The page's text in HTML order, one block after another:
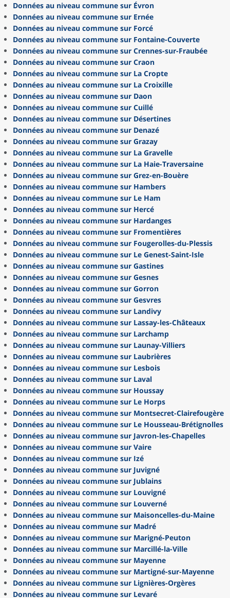
Données au niveau commune sur Évron
Données au niveau commune sur Ernée
Données au niveau commune sur Forcé
Données au niveau commune sur Fontaine-Couverte
Données au niveau commune sur Crennes-sur-Fraubée
Données au niveau commune sur Craon
Données au niveau commune sur La Cropte
Données au niveau commune sur La Croixille
Données au niveau commune sur Daon
Données au niveau commune sur Cuillé
Données au niveau commune sur Désertines
Données au niveau commune sur Denazé
Données au niveau commune sur Grazay
Données au niveau commune sur La Gravelle
Données au niveau commune sur La Haie-Traversaine
Données au niveau commune sur Grez-en-Bouère
Données au niveau commune sur Hambers
Données au niveau commune sur Le Ham
Données au niveau commune sur Hercé
Données au niveau commune sur Hardanges
Données au niveau commune sur Fromentières
Données au niveau commune sur Fougerolles-du-Plessis
Données au niveau commune sur Le Genest-Saint-Isle
Données au niveau commune sur Gastines
Données au niveau commune sur Gesnes
Données au niveau commune sur Gorron
Données au niveau commune sur Gesvres
Données au niveau commune sur Landivy
Données au niveau commune sur Lassay-les-Châteaux
Données au niveau commune sur Larchamp
Données au niveau commune sur Launay-Villiers
Données au niveau commune sur Laubrières
Données au niveau commune sur Lesbois
Données au niveau commune sur Laval
Données au niveau commune sur Houssay
Données au niveau commune sur Le Horps
Données au niveau commune sur Montsecret-Clairefougère
Données au niveau commune sur Le Housseau-Brétignolles
Données au niveau commune sur Javron-les-Chapelles
Données au niveau commune sur Vaire
Données au niveau commune sur Izé
Données au niveau commune sur Juvigné
Données au niveau commune sur Jublains
Données au niveau commune sur Louvigné
Données au niveau commune sur Louverné
Données au niveau commune sur Maisoncelles-du-Maine
Données au niveau commune sur Madré
Données au niveau commune sur Marigné-Peuton
Données au niveau commune sur Marcillé-la-Ville
Données au niveau commune sur Mayenne
Données au niveau commune sur Martigné-sur-Mayenne
Données au niveau commune sur Lignières-Orgères
Données au niveau commune sur Levaré